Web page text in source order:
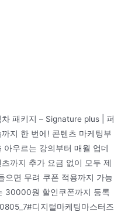
패키지 – Signature plus | 퍼
지 한 번에! 콘텐츠 마케팅부
우르는 강의부터 매월 업데
까지 추가 요금 없이 모두 제
면 무려 쿠폰 적용까지 가능
30000원 할인쿠폰까지 등록
디지털마케팅마스터즈